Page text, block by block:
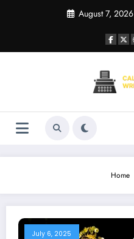
August 7, 2026
Home
July 6, 2025